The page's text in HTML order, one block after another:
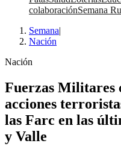
colaboraciónSemana
Semana|
Nación
Nación
Fuerzas Militares
acciones
las Farc en las
y Valle